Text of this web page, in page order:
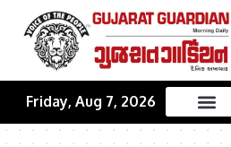
Friday, Aug 7, 2026